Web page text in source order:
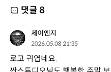
댓글 8
제이엔지
2026.05.08 21:35
로고 귀엽네요.